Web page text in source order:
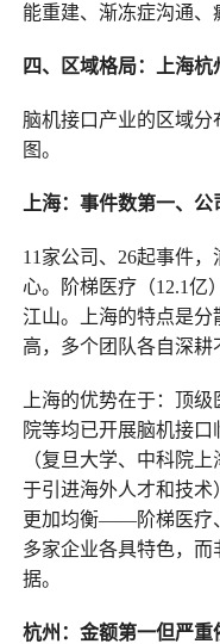
能重建、渐冻症沟通、
四、区域格局：上海杭
脑机接口产业的区域
图。
上海：事件数第一、
11家公司、26起事件
心。阶梯医疗（12.1亿
江山。上海的特点是
高，多个团队各自深耕
上海的优势在于：顶
院等均已开展脑机接
（复旦大学、中科院
于引进海外人才和技
更加均衡——阶梯医疗
多家企业各具特色，
据。
杭州：金额第一但严重